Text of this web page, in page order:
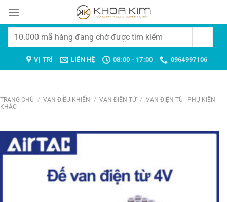
đến
Tìm
VỊ TRÍ LIÊN HỆ 08:00 - 17:00 0964997106
TRANG CHỦ / VAN ĐIỀU KHIỂN / VAN ĐIỆN TỪ / VAN ĐIỆN TỪ - PHỤ KIỆN
KHÁC